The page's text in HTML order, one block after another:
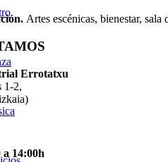
ón. Artes escénicas, bienestar,
Errotatxu
1-2,
a 14:00h